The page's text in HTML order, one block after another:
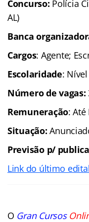
Concurso: Polícia
AL)
Banca
Cargos: Agente;
Escolaridade:
Número de vagas:
Remuneração: Até
Situação:
Previsão p/
Link do último edital
O Gran Cursos